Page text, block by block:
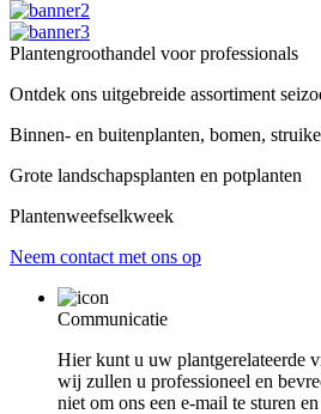
Plantengroothandel voor professionals
Ontdek ons ​​uitgebreide assortiment
Binnen- en buitenplanten, bomen,
Grote landschapsplanten en potplanten
Plantenweefselkweek
Neem contact met ons op
Communicatie
Hier kunt u uw plantgerelateerde
wij zullen u professioneel en
niet om ons een e-mail te sturen